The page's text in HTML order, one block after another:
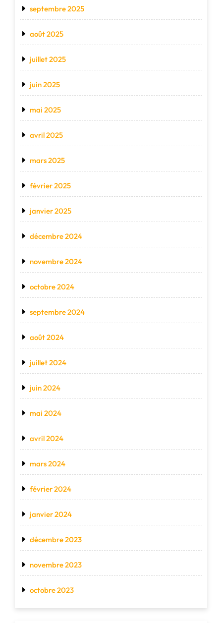
septembre 2025
août 2025
juillet 2025
juin 2025
mai 2025
avril 2025
mars 2025
février 2025
janvier 2025
décembre 2024
novembre 2024
octobre 2024
septembre 2024
août 2024
juillet 2024
juin 2024
mai 2024
avril 2024
mars 2024
février 2024
janvier 2024
décembre 2023
novembre 2023
octobre 2023